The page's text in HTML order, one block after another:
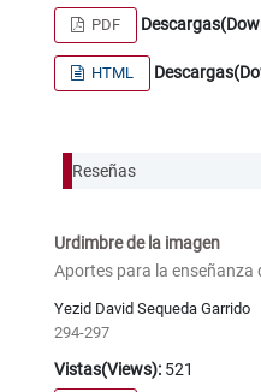
PDF
HTML
Reseñas
Urdimbre de la imagen
Aportes para la enseñanza
Yezid David Sequeda Garrido
294-297
Vistas(Views):521